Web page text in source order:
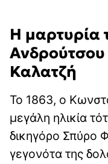
Η μαρτυρία
Καλατζή
Το 1863, ο
μεγάλη ηλικία
δικηγόρο Σπύρο
γεγονότα της